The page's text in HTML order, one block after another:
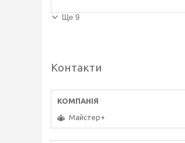
Ще 9
Контакти
Майстер+